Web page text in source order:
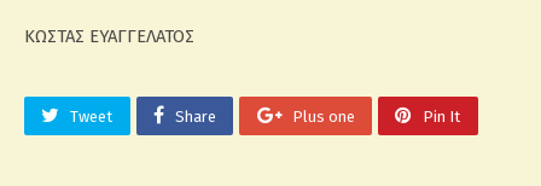
ΚΩΣΤΑΣ ΕΥΑΓΓΕΛΑΤΟΣ
Tweet Share Plus one Pin It